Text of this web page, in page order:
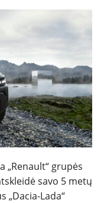
„Renault“ grupės
savo 5 metų
„Dacia-Lada“